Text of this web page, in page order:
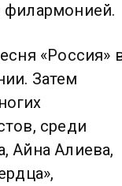
филармонией.
«Россия»
Затем
среди
Айна Алиева,